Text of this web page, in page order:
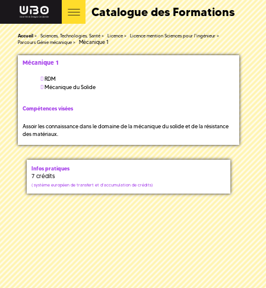
Catalogue des Formations
Accueil Sciences, Technologies, Santé Licence
Licence mention Sciences pour l'ingénieur
Parcours Génie mécanique
Mécanique 1
Mécanique 1
RDM
Mécanique du Solide
Compétences visées
Assoir les connaissance dans le domaine de la mécanique du solide et de la résistance
des matériaux.
Infos pratiques
7 crédits
( système européen de transfert et d'accumulation de crédits)